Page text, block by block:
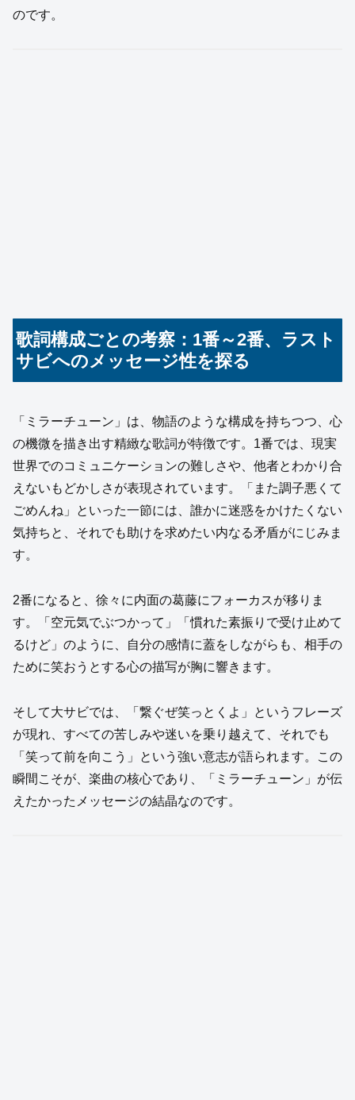
のです。
歌詞構成ごとの考察：1番～2番、ラスト
サビへのメッセージ性を探る
「ミラーチューン」は、物語のような構成を持ちつつ、心
の機微を描き出す精緻な歌詞が特徴です。1番では、現実
世界でのコミュニケーションの難しさや、他者とわかり合
えないもどかしさが表現されています。「また調子悪くて
ごめんね」といった一節には、誰かに迷惑をかけたくない
気持ちと、それでも助けを求めたい内なる矛盾がにじみま
す。
2番になると、徐々に内面の葛藤にフォーカスが移りま
す。「空元気でぶつかって」「慣れた素振りで受け止めて
るけど」のように、自分の感情に蓋をしながらも、相手の
ために笑おうとする心の描写が胸に響きます。
そして大サビでは、「繋ぐぜ笑っとくよ」というフレーズ
が現れ、すべての苦しみや迷いを乗り越えて、それでも
「笑って前を向こう」という強い意志が語られます。この
瞬間こそが、楽曲の核心であり、「ミラーチューン」が伝
えたかったメッセージの結晶なのです。